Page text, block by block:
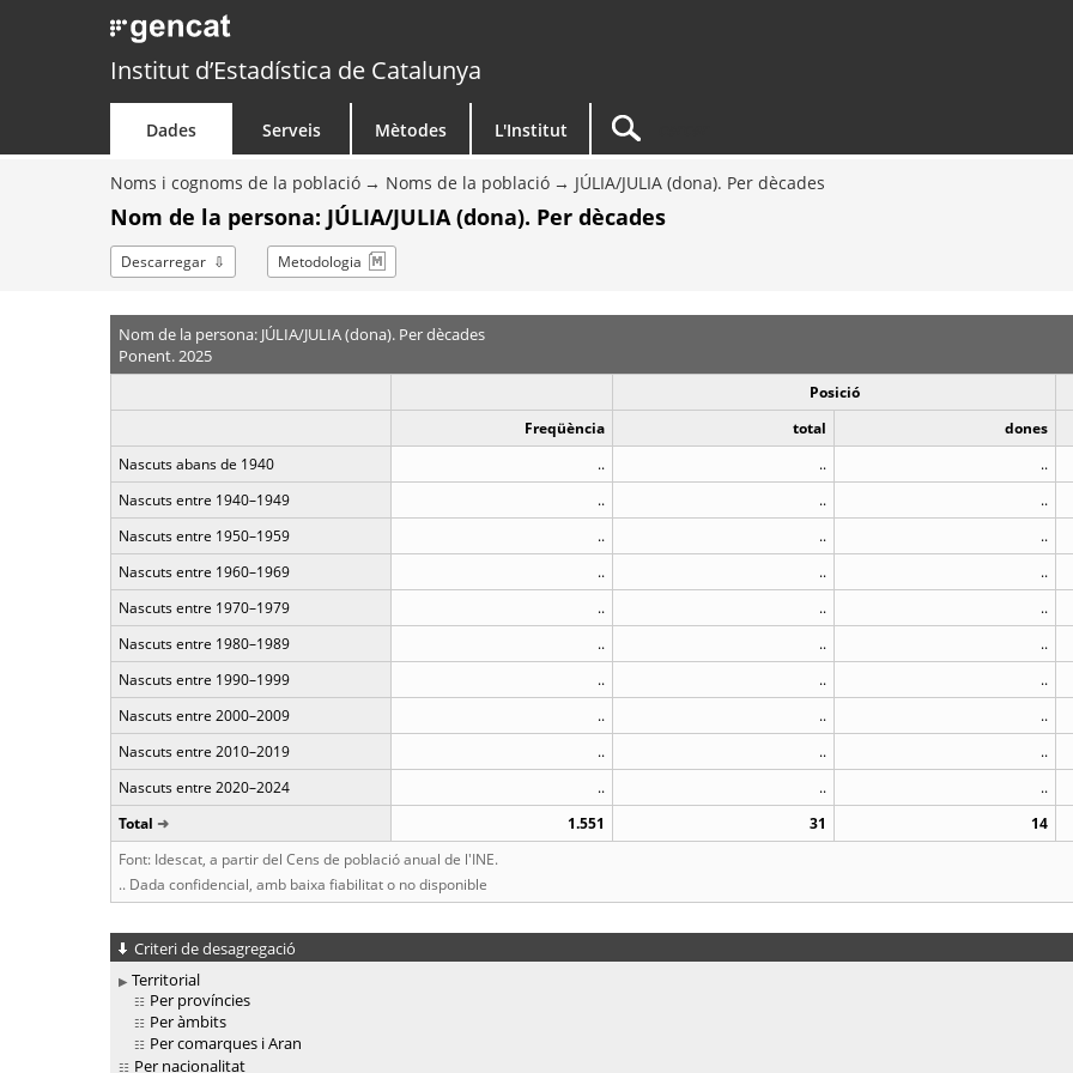
Institut d’Estadística de Catalunya
Dades Serveis Mètodes L'Institut
Noms i cognoms de la població Noms de la població JÚLIA/JULIA (dona). Per dècades
Nom de la persona: JÚLIA/JULIA (dona). Per dècades
Descarregar Metodologia
Nom de la persona: JÚLIA/JULIA (dona). Per dècades
Ponent. 2025
Posició
Freqüència
total dones
Nascuts abans de 1940
.. .. ..
Nascuts entre 1940–1949
.. .. ..
Nascuts entre 1950–1959
.. .. ..
Nascuts entre 1960–1969
.. .. ..
Nascuts entre 1970–1979
.. .. ..
Nascuts entre 1980–1989
.. .. ..
Nascuts entre 1990–1999
.. .. ..
Nascuts entre 2000–2009
.. .. ..
Nascuts entre 2010–2019
.. .. ..
Nascuts entre 2020–2024
.. .. ..
Total
1.551 31 14
Font: Idescat, a partir del Cens de població anual de l'INE.
.. Dada confidencial, amb baixa fiabilitat o no disponible
Criteri de desagregació
Territorial
Per províncies
Per àmbits
Per comarques i Aran
Per nacionalitat